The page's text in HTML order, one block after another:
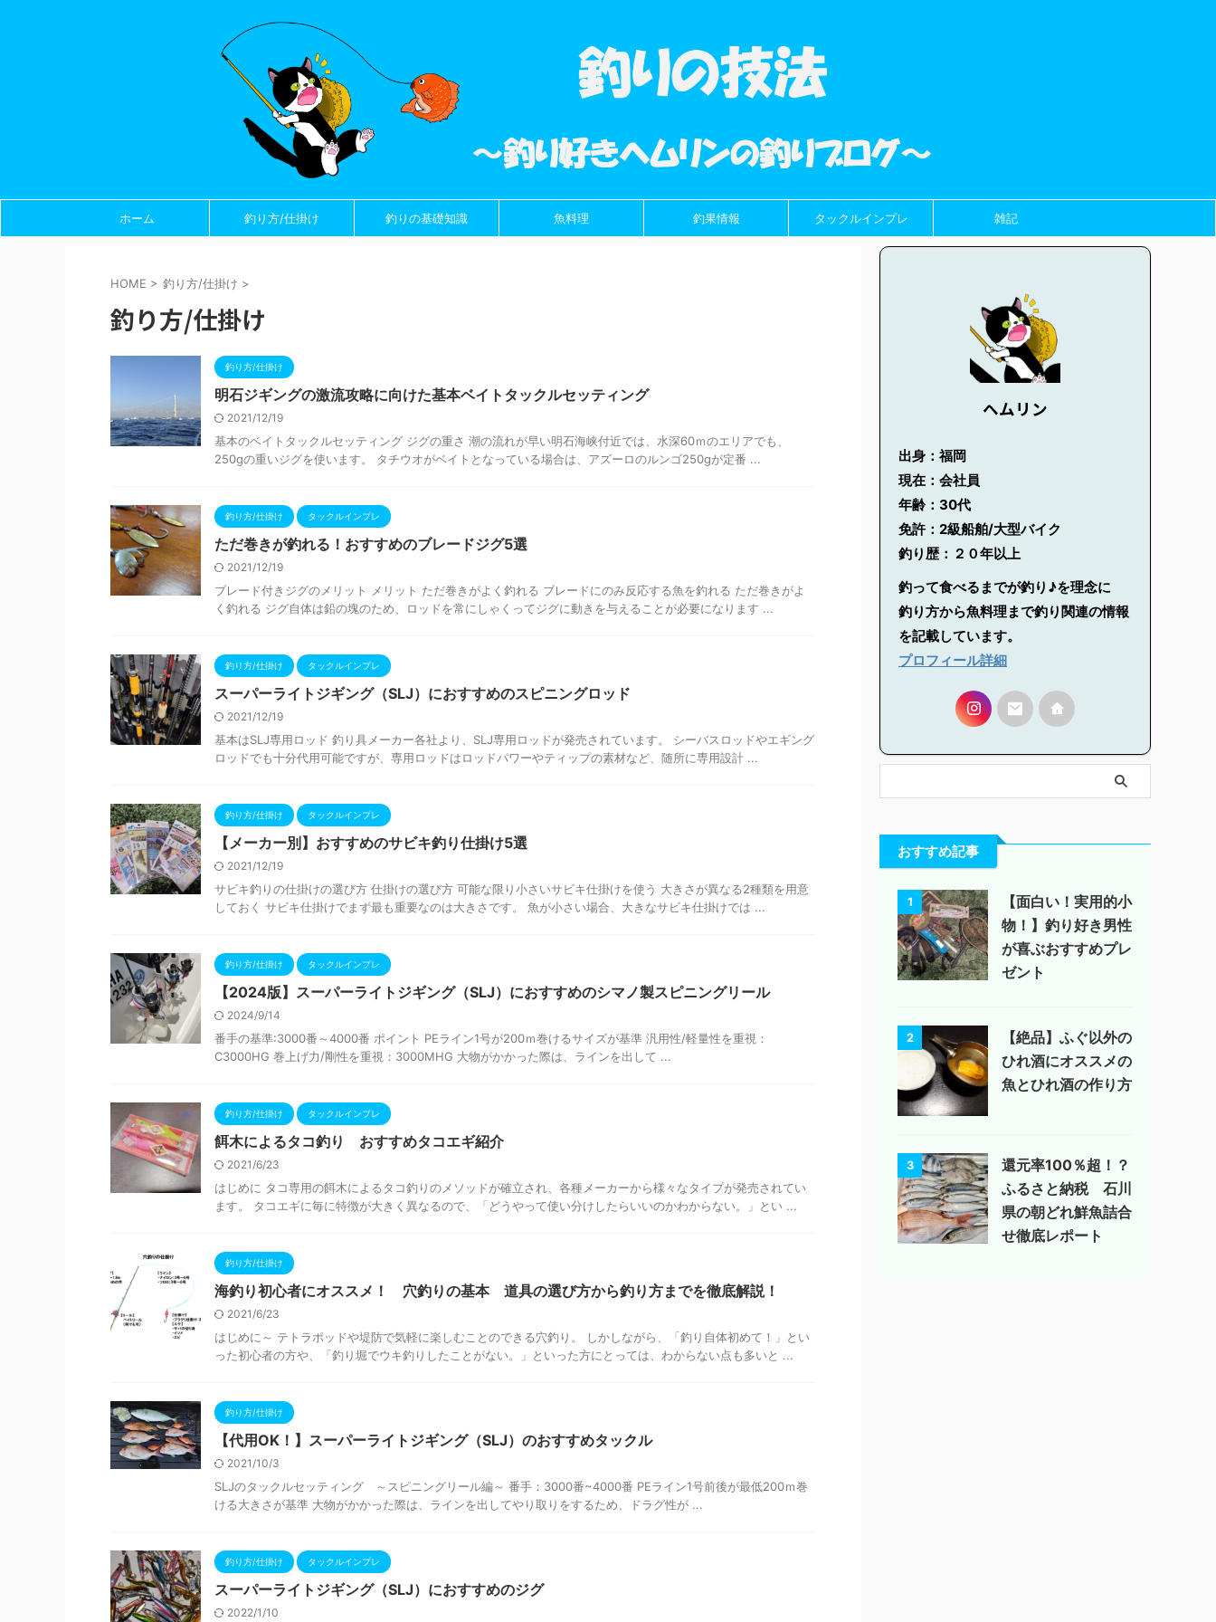
ホーム 釣り方/仕掛け 釣りの基礎知識 魚料理 釣果情報 タックルインプレ 雑記
HOME > 釣り方/仕掛け >
釣り方/仕掛け
釣り方/仕掛け
明石ジギングの激流攻略に向けた基本ベイトタックルセッティング
2021/12/19
基本のベイトタックルセッティング ジグの重さ 潮の流れが早い明石海峡付近では、水深60ｍのエリアでも、
250gの重いジグを使います。 タチウオがベイトとなっている場合は、アズーロのルンゴ250gが定番 ...
釣り方/仕掛け タックルインプレ
ただ巻きが釣れる！おすすめのブレードジグ5選
2021/12/19
ブレード付きジグのメリット メリット ただ巻きがよく釣れる ブレードにのみ反応する魚を釣れる ただ巻きがよ
く釣れる ジグ自体は鉛の塊のため、ロッドを常にしゃくってジグに動きを与えることが必要になります ...
釣り方/仕掛け タックルインプレ
スーパーライトジギング（SLJ）におすすめのスピニングロッド
2021/12/19
基本はSLJ専用ロッド 釣り具メーカー各社より、SLJ専用ロッドが発売されています。 シーバスロッドやエギング
ロッドでも十分代用可能ですが、専用ロッドはロッドパワーやティップの素材など、随所に専用設計 ...
釣り方/仕掛け タックルインプレ
【メーカー別】おすすめのサビキ釣り仕掛け5選
2021/12/19
サビキ釣りの仕掛けの選び方 仕掛けの選び方 可能な限り小さいサビキ仕掛けを使う 大きさが異なる2種類を用意
しておく サビキ仕掛けでまず最も重要なのは大きさです。 魚が小さい場合、大きなサビキ仕掛けでは ...
釣り方/仕掛け タックルインプレ
【2024版】スーパーライトジギング（SLJ）におすすめのシマノ製スピニングリール
2024/9/14
番手の基準:3000番～4000番 ポイント PEライン1号が200ｍ巻けるサイズが基準 汎用性/軽量性を重視：
C3000HG 巻上げ力/剛性を重視：3000MHG 大物がかかった際は、ラインを出して ...
釣り方/仕掛け タックルインプレ
餌木によるタコ釣り おすすめタコエギ紹介
2021/6/23
はじめに タコ専用の餌木によるタコ釣りのメソッドが確立され、各種メーカーから様々なタイプが発売されてい
ます。 タコエギに毎に特徴が大きく異なるので、「どうやって使い分けしたらいいのかわからない。」とい ...
釣り方/仕掛け
海釣り初心者にオススメ！ 穴釣りの基本 道具の選び方から釣り方までを徹底解説！
2021/6/23
はじめに～ テトラポッドや堤防で気軽に楽しむことのできる穴釣り。 しかしながら、「釣り自体初めて！」とい
った初心者の方や、「釣り堀でウキ釣りしたことがない。」といった方にとっては、わからない点も多いと ...
釣り方/仕掛け
【代用OK！】スーパーライトジギング（SLJ）のおすすめタックル
2021/10/3
SLJのタックルセッティング ～スピニングリール編～ 番手：3000番~4000番 PEライン1号前後が最低200ｍ巻
ける大きさが基準 大物がかかった際は、ラインを出してやり取りをするため、ドラグ性が ...
釣り方/仕掛け タックルインプレ
スーパーライトジギング（SLJ）におすすめのジグ
2022/1/10
ヘムリン
出身：福岡
現在：会社員
年齢：30代
免許：2級船舶/大型バイク
釣り歴：２０年以上
釣って食べるまでが釣り♪を理念に
釣り方から魚料理まで釣り関連の情報
を記載しています。
プロフィール詳細
おすすめ記事
1
【面白い！実用的小
物！】釣り好き男性
が喜ぶおすすめプレ
ゼント
2
【絶品】ふぐ以外の
ひれ酒にオススメの
魚とひれ酒の作り方
3
還元率100％超！？
ふるさと納税 石川
県の朝どれ鮮魚詰合
せ徹底レポート